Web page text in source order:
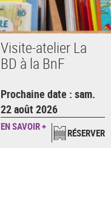
Visite-atelier La
BD à la BnF
Prochaine date : sam.
22 août 2026
EN SAVOIR +
RÉSERVER